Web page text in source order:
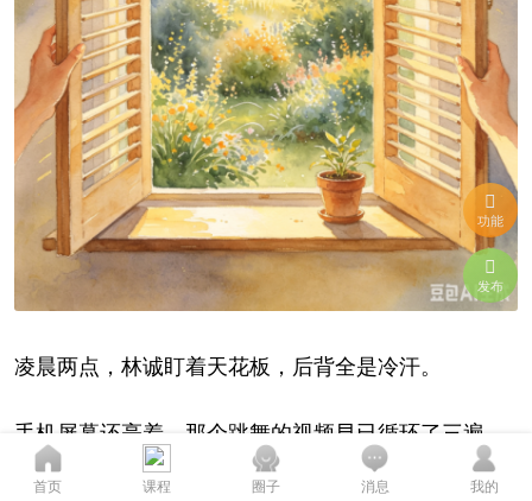
凌晨两点，林诚盯着天花板，后背全是冷汗。
手机屏幕还亮着，那个跳舞的视频早已循环了三遍。
他知道该关掉，手指却像被钉在屏幕上。脑子里有两
您的态度至关重要...
功能
发布
首页 课程 圈子 消息 我的